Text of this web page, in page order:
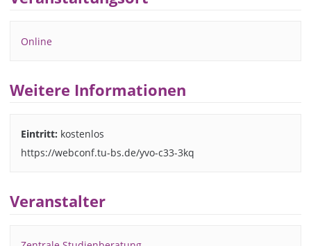
Online
Weitere Informationen
Eintritt: kostenlos
https://webconf.tu-bs.de/yvo-c33-3kq
Veranstalter